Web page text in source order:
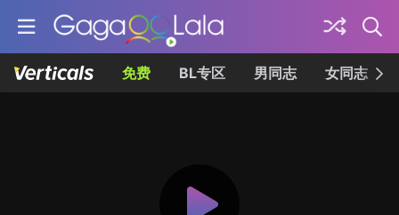
免费 BL专区 男同志 女同志